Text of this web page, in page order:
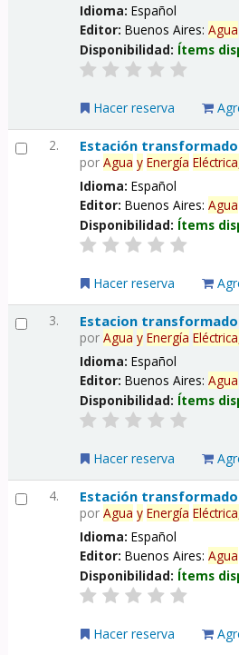
Idioma:Español
Editor:Buenos Aires:Agua
Disponibilidad: Ítems
Hacer reserva
2. Estación
porAgua y Energía
Idioma:Español
Editor:Buenos Aires:Agua
Disponibilidad: Ítems
Hacer reserva
3. Estacion
porAgua y Energía
Idioma:Español
Editor:Buenos Aires:Agua
Disponibilidad: Ítems
Hacer reserva
4. Estación
porAgua y Energía
Idioma:Español
Editor:Buenos Aires:Agua
Disponibilidad: Ítems
Hacer reserva